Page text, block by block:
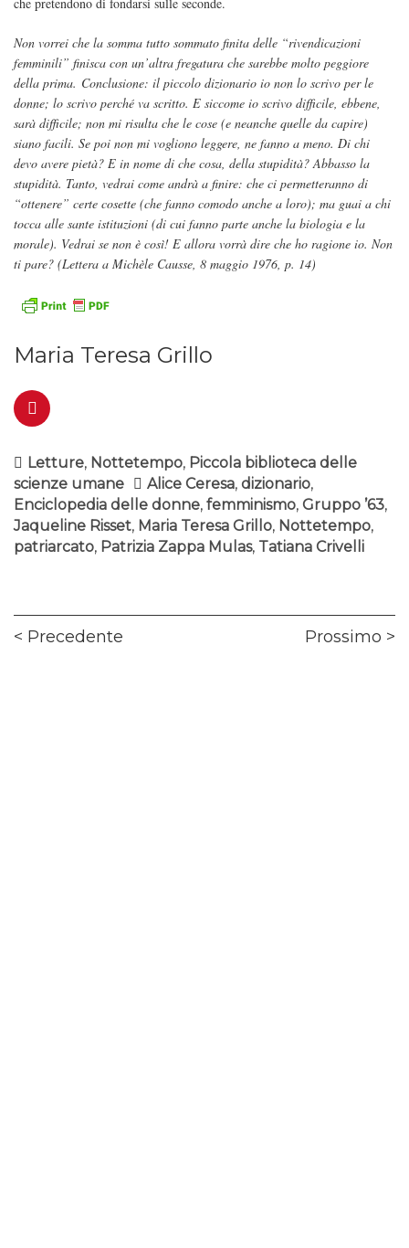
che pretendono di fondarsi sulle seconde.
Non vorrei che la somma tutto sommato finita delle “rivendicazioni
femminili” finisca con un’altra fregatura che sarebbe molto peggiore
della prima. Conclusione: il piccolo dizionario io non lo scrivo per le
donne; lo scrivo perché va scritto. E siccome io scrivo difficile, ebbene,
sarà difficile; non mi risulta che le cose (e neanche quelle da capire)
siano facili. Se poi non mi vogliono leggere, ne fanno a meno. Di chi
devo avere pietà? E in nome di che cosa, della stupidità? Abbasso la
stupidità. Tanto, vedrai come andrà a finire: che ci permetteranno di
“ottenere” certe cosette (che fanno comodo anche a loro); ma guai a chi
tocca alle sante istituzioni (di cui fanno parte anche la biologia e la
morale). Vedrai se non è così! E allora vorrà dire che ho ragione io. Non
ti pare? (Lettera a Michèle Causse, 8 maggio 1976, p. 14)
Maria Teresa Grillo
Letture, Nottetempo, Piccola biblioteca delle
scienze umane
Alice Ceresa, dizionario,
Enciclopedia delle donne, femminismo, Gruppo ’63,
Jaqueline Risset, Maria Teresa Grillo, Nottetempo,
patriarcato, Patrizia Zappa Mulas, Tatiana Crivelli
Navigazione
Precedente Prossimo